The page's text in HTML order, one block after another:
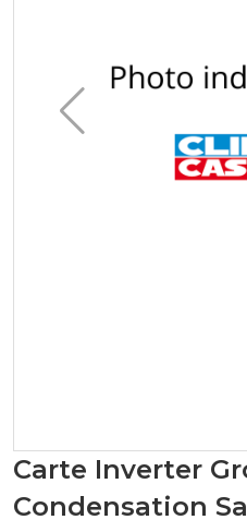
Carte Inverter
Condensation